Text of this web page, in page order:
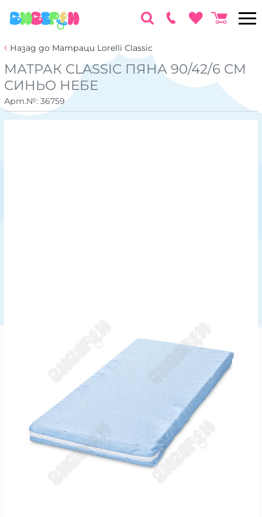
Назад до Матраци Lorelli Classic
МАТРАК CLASSIC ПЯНА 90/42/6 СМ
СИНЬО НЕБЕ
Арт.№: 36759